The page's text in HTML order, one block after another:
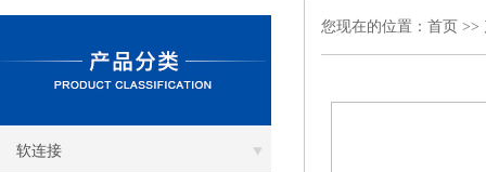
软连接
您现在的位置： 首页 >>